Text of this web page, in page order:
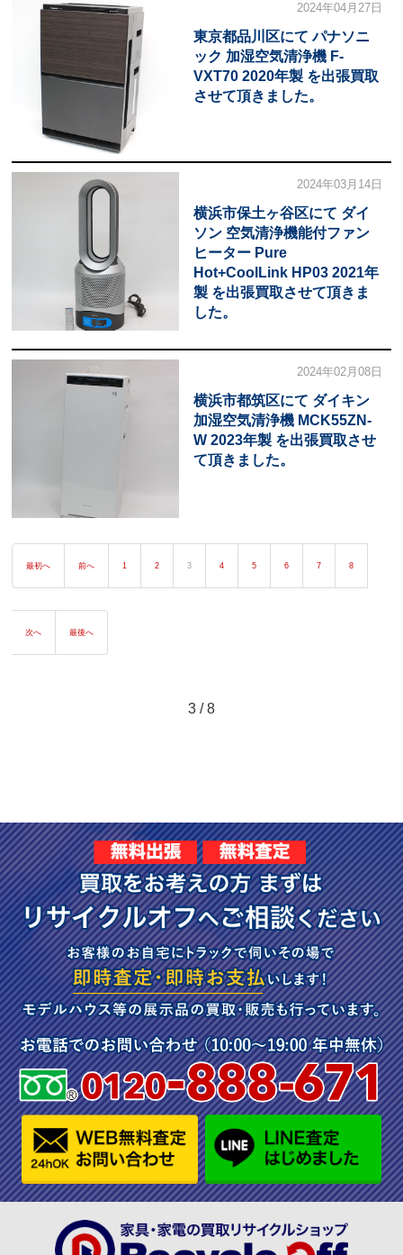
2024年04月27日
東京都品川区にて パナソニ
ック 加湿空気清浄機 F-
VXT70 2020年製 を出張買取
させて頂きました。
2024年03月14日
横浜市保土ヶ谷区にて ダイ
ソン 空気清浄機能付ファン
ヒーター Pure
Hot+CoolLink HP03 2021年
製 を出張買取させて頂きま
した。
2024年02月08日
横浜市都筑区にて ダイキン
加湿空気清浄機 MCK55ZN-
W 2023年製 を出張買取させ
て頂きました。
最初へ 前へ 1 2 3 4 5 6 7 8
次へ 最後へ
3 / 8